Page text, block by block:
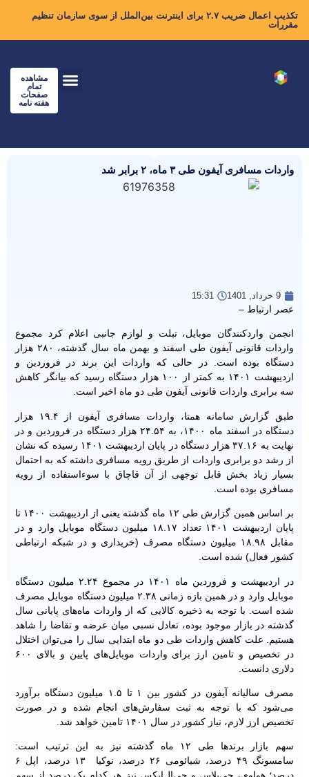
تکذیب اعمال ضریب ۲.۷ برای اینترنت بین‌الملل از سوی سازمان تنظیم
مقررات
مشاهده
تمام
صفحات
هفته نامه
واردات مسافری آیفون طی ۳ ماه، ۲ برابر شد
9 خرداد, 1401 15:31
عصر ارتباط –
انجمن واردکنندگان موبایل، تبلت و لوازم جانبی اعلام کرد مجموع
واردات قانونی آیفون طی اسفند و بهمن ماه سال گذشته، ۲۸۰ هزار
دستگاه بوده است. در حالی که واردات این برند در فروردین و
اردیبهشت ۱۴۰۱ به کمتر از ۱۰۰ هزار دستگاه رسید که بیانگر کاهش
سه برابری واردات قانونی آیفون طی دو ماه اخیر است.
طبق گزارش سامانه همتا، واردات مسافری آیفون از ۱۹.۴ هزار
دستگاه در اسفند ماه ۱۴۰۰، به ۲۴.۵۴ هزار دستگاه در فروردین و در
نهایت به ۳۷.۱۶ هزار دستگاه در پایان اردیبهشت ۱۴۰۱ رسیده که نشان
از رشد دو برابری واردات از طریق رویه مسافری داشته که به احتمال
بسیار زیاد بخش قابل توجهی از آن قاچاق با سوءاستفاده از رویه
مسافری بوده است.
بر اساس همین گزارش طی ۱۲ ماه گذشته یعنی از اردیبهشت ۱۴۰۰ تا
پایان اردیبهشت ۱۴۰۱ تعداد ۱۸.۱۷ میلیون دستگاه موبایل وارد و در
مقابل ۱۸.۹۸ میلیون دستگاه مصرف (خریداری و در شبکه ارتباطی
کشور فعال) شده است.
در اردیبهشت و فروردین ماه ۱۴۰۱ در مجموع ۲.۲۴ میلیون دستگاه
موبایل وارد و در همین بازه زمانی ۲.۳۸ میلیون دستگاه موبایل مصرف
شده است. با توجه به ذخیره کالایی که از واردات ماه‌های پایانی سال
گذشته در بازار موجود بوده، تعادل نسبی میان عرضه و تقاضا را شاهد
هستیم. علت کاهش واردات طی دو ماه ابتدایی سال را می‌توان اختلال
در تخصیص و تامین ارز برای واردات موبایل‌های پایین و بالای ۶۰۰
دلاری دانست.
مصرف سالیانه آیفون در کشور بین ۱ تا ۱.۵ میلیون دستگاه برآورد
می‌شود که با توجه به ثبت سفارش‌های انجام شده و در صورت
تخصیص ارز لازم، نیاز کشور در سال ۱۴۰۱ تامین خواهد شد.
سهم بازار برندها طی ۱۲ ماه گذشته نیز به این ترتیب است:
سامسونگ ۴۹ درصد، شیائومی ۲۶ درصد، نوکیا ۱۳ درصد، اپل ۶